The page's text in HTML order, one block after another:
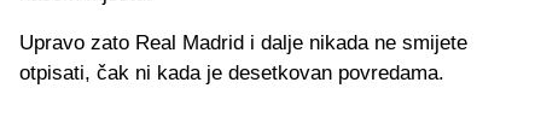
Upravo zato Real Madrid i dalje nikada ne smijete
otpisati, čak ni kada je desetkovan povredama.